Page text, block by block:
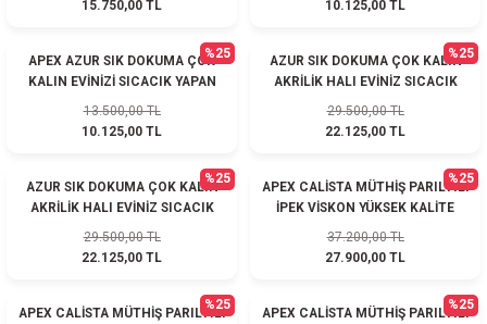
15.750,00 TL
10.125,00 TL
%25
APEX AZUR SIK DOKUMA ÇOK
KALIN EVİNİZİ SICACIK YAPAN
HALI
13.500,00 TL
10.125,00 TL
%25
AZUR SIK DOKUMA ÇOK KALIN
AKRİLİK HALI EVİNİZ SICACIK
OLUR 6521 BEJ
29.500,00 TL
22.125,00 TL
%25
AZUR SIK DOKUMA ÇOK KALIN
AKRİLİK HALI EVİNİZ SICACIK
OLUR 6511 KREM
29.500,00 TL
22.125,00 TL
%25
APEX CALİSTA MÜTHİŞ PARILTILI
İPEK VİSKON YÜKSEK KALİTE
DOKUMA HALI SALONLAR
PATLAR
37.200,00 TL
27.900,00 TL
%25
APEX CALİSTA MÜTHİŞ PARILTILI
%25
APEX CALİSTA MÜTHİŞ PARILTILI